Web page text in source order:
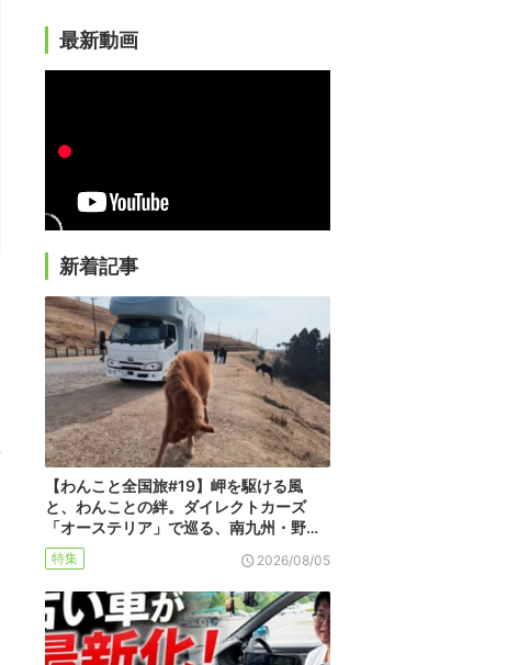
最新動画
新着記事
【わんこと全国旅#19】岬を駆ける風
と、わんことの絆。ダイレクトカーズ
「オーステリア」で巡る、南九州・野…
特集 2026/08/05